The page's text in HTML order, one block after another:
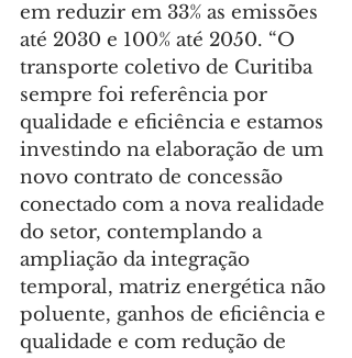
em reduzir em 33% as emissões
até 2030 e 100% até 2050. “O
transporte coletivo de Curitiba
sempre foi referência por
qualidade e eficiência e estamos
investindo na elaboração de um
novo contrato de concessão
conectado com a nova realidade
do setor, contemplando a
ampliação da integração
temporal, matriz energética não
poluente, ganhos de eficiência e
qualidade e com redução de